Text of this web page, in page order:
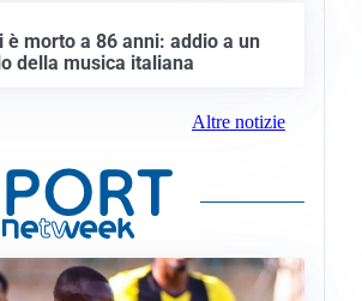
è morto a 86 anni: addio a un
della musica italiana
Altre notizie